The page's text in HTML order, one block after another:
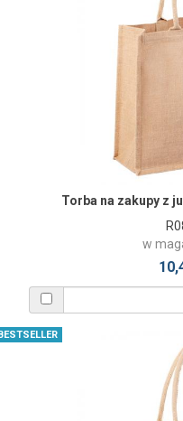
Torba na zakupy z
w